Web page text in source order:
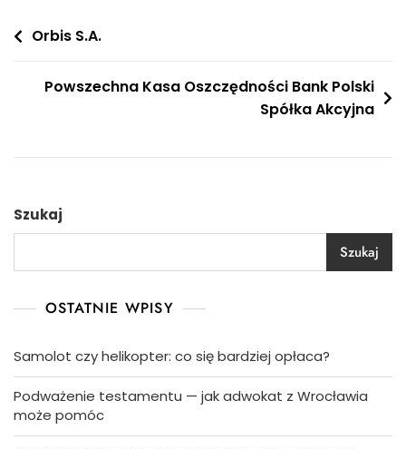
Nawigacja
Orbis S.A.
Powszechna Kasa Oszczędności Bank Polski
Spółka Akcyjna
Szukaj
Szukaj
OSTATNIE WPISY
Samolot czy helikopter: co się bardziej opłaca?
Podważenie testamentu — jak adwokat z Wrocławia
może pomóc